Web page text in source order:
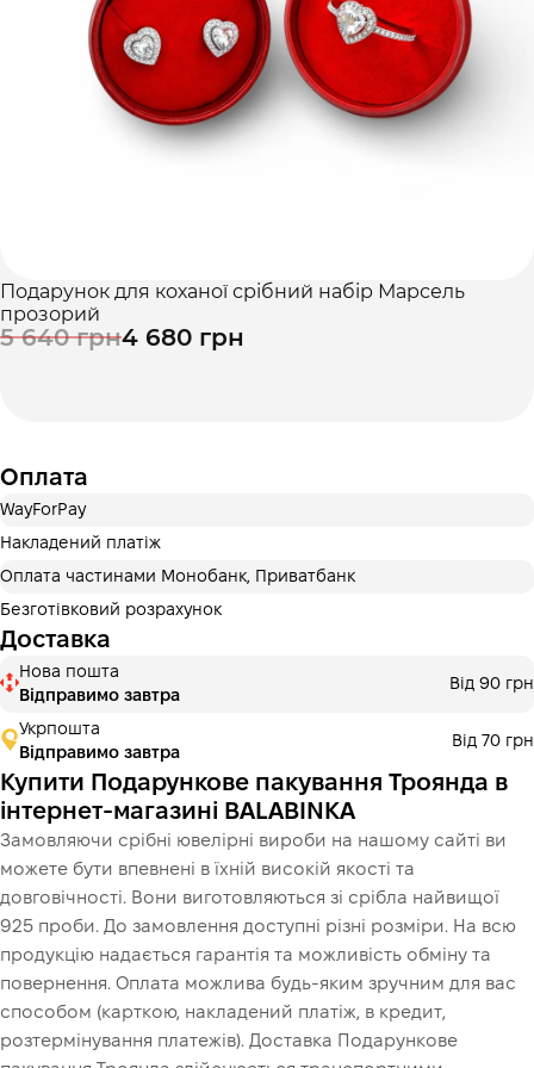
Це ще не оформлення кредитного договору. Ви просто
переходите до наступного кроку.
Купити
Подарунок для коханої срібний набір Марсель
прозорий
5 640 грн4 680 грн
Оплата
WayForPay
Накладений платіж
Оплата частинами Монобанк, Приватбанк
Безготівковий розрахунок
Доставка
Нова пошта
Відправимо завтра
Від 90 грн
Укрпошта
Відправимо завтра
Від 70 грн
Купити Подaрункове пакування Троянда в
інтернет-магазині BALABINKA
Замовляючи срібні ювелірні вироби на нашому сайті ви
можете бути впевнені в їхній високій якості та
довговічності. Вони виготовляються зі срібла найвищої
925 проби. До замовлення доступні різні розміри. На всю
продукцію надається гарантія та можливість обміну та
повернення. Оплата можлива будь-яким зручним для вас
способом (карткою, накладений платіж, в кредит,
розтермінування платежів). Доставка Подaрункове